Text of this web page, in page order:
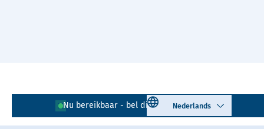
Nu bereikbaar - bel direct! 0517 - 431 021
Select language
Lees voor Uitleg woorden
Simpele tekst